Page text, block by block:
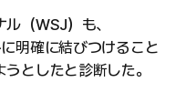
（WSJ）も、
明確に結びつけること
としたと診断した。